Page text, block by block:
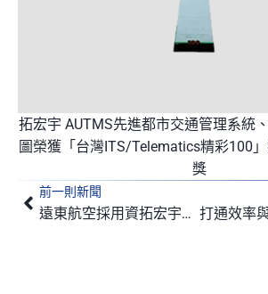
拓宏宇 AUTMS先進都市交通管理系統
圖榮獲「台灣ITS/Telematics精彩100
獎
上一頁
前一則新聞
遠東航空採用資拓宏宇之eWBS 增加航機載重效率 確保飛航安全及營運獲利